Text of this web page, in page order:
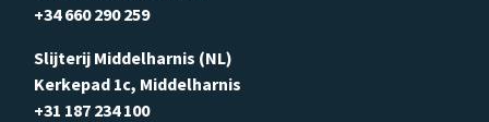
+34 660 290 259
Slijterij Middelharnis (NL)
Kerkepad 1c, Middelharnis
+31 187 234 100